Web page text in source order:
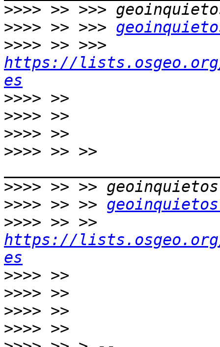
>>>>
>>>> >> >>>
>>>>
https://
es
>>>>
>>>>
>>>>
>>>> >> >>
>>>>
>>>> >> >>
>>>>
https://
es
>>>>
>>>>
>>>>
>>>>